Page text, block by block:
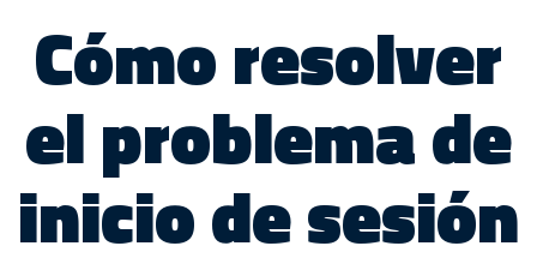
Cómo resolver
el problema de
inicio de sesión